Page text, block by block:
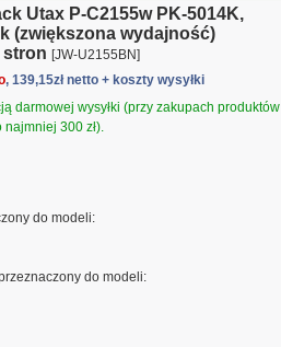
Utax P-C2155w PK-5014K,
(zwiększona wydajność)
stron [JW-U2155BN]
, 139,15zł netto + koszty wysyłki
darmowej wysyłki (przy zakupach produktów
300 zł).
do modeli:
do modeli: